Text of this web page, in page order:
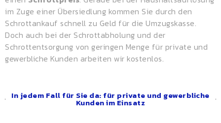
im Zuge einer Übersiedlung kommen Sie durch den
Schrottankauf schnell zu Geld für die Umzugskasse.
Doch auch bei der Schrottabholung und der
Schrottentsorgung von geringen Menge für private und
gewerbliche Kunden arbeiten wir kostenlos.
In jedem Fall für Sie da: für private und gewerbliche
Kunden im Einsatz